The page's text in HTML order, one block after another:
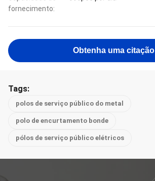
fornecimento:
Obtenha uma citação
Tags:
polos de serviço público do metal
polo de encurtamento bonde
pólos de serviço público elétricos